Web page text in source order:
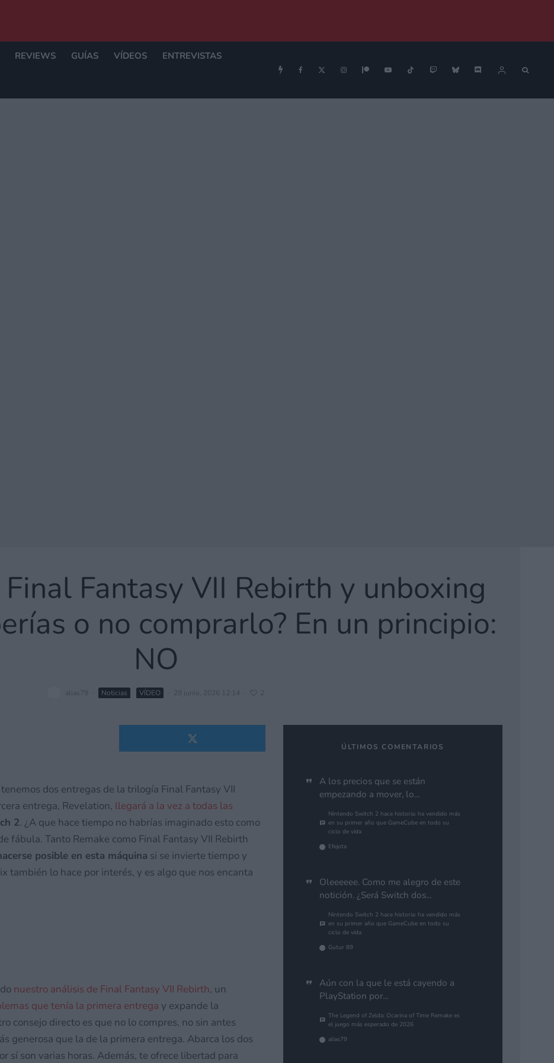
REVIEWS GUÍAS VÍDEOS ENTREVISTAS
Fantasy VII Rebirth y unboxing
o no comprarlo? En un principio:
NO
alias79 Noticias VÍDEO 29 junio, 2026 12:14 2
dos entregas de la trilogía Final Fantasy VII
entrega, Revelation, llegará a la vez a todas las
2. ¿A que hace tiempo no habrías imaginado esto como
fábula. Tanto Remake como Final Fantasy VII Rebirth
posible en esta máquina si se invierte tiempo y
también lo hace por interés, y es algo que nos encanta
nuestro análisis de Final Fantasy VII Rebirth, un
que tenía la primera entrega y expande la
consejo directo es que no lo compres, no sin antes
generosa que la de la primera entrega. Abarca los dos
sí son varias horas. Además, te ofrece libertad para
ÚLTIMOS COMENTARIOS
A los precios que se están
empezando a mover, lo...
Nintendo Switch 2 hace historia: ha vendido más
en su primer año que GameCube en todo su
ciclo de vida
Efejota
Oleeeeee. Como me alegro de este
notición. ¿Será Switch dos...
Nintendo Switch 2 hace historia: ha vendido más
en su primer año que GameCube en todo su
ciclo de vida
Gutur 89
Aún con la que le está cayendo a
PlayStation por...
The Legend of Zelda: Ocarina of Time Remake es
el juego más esperado de 2026
alias79